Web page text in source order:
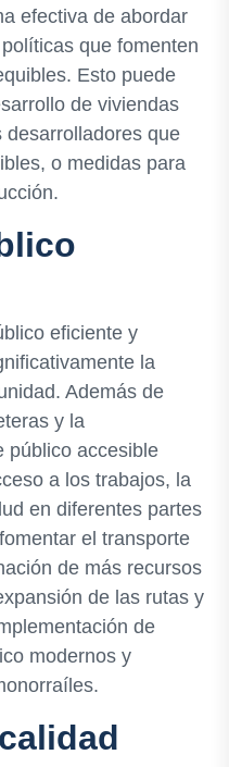
efectiva de abordar
que fomenten
Esto puede
de viviendas
desarrolladores que
o medidas para
eficiente y
la
Además de
y la
público accesible
a los trabajos, la
en diferentes partes
el transporte
de más recursos
de las rutas y
de
modernos y